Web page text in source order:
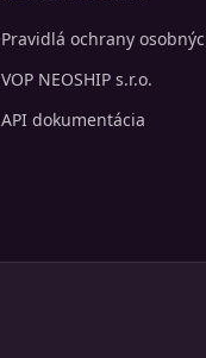
Pravidlá ochrany
VOP NEOSHIP s.r.o.
API dokumentácia